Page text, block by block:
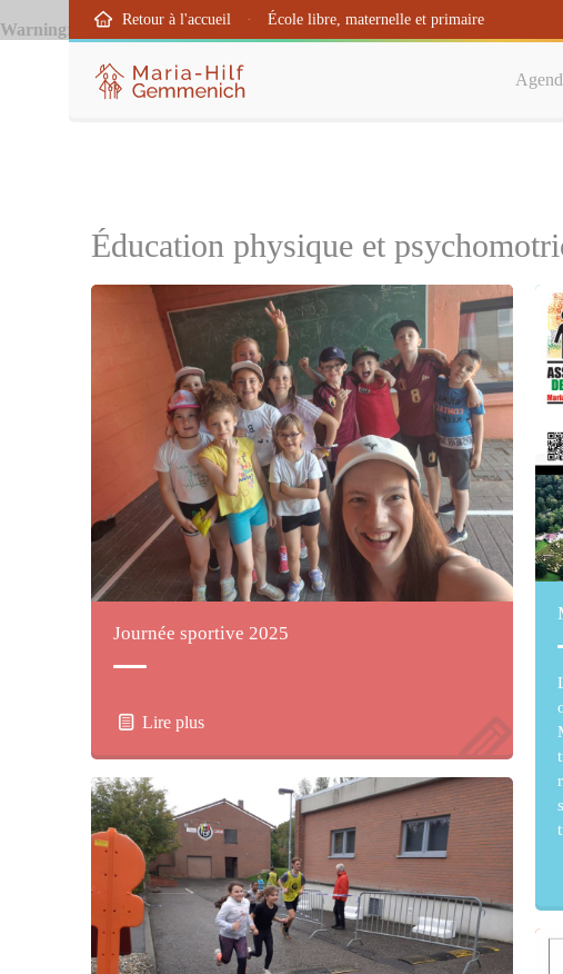
Warning : Creating default object from empty value in/htdocs/wp-content/
Retour à l'accueil · École libre, maternelle et primaire
Éducation physique et
Journée sportive 2025
Lire plus